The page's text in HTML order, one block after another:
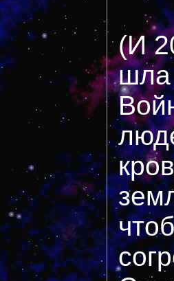
(И
шла